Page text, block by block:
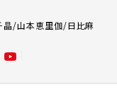
/山本恵里伽/日比麻